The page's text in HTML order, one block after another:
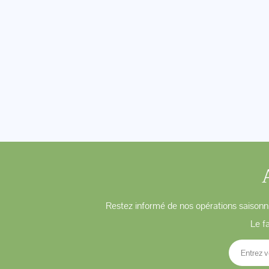
Restez informé de nos opérations
Le